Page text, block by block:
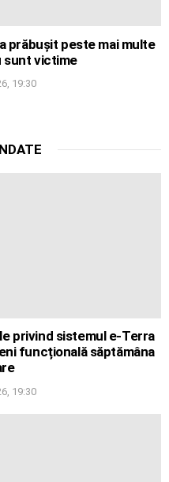
prăbușit peste mai multe
sunt victime
19:30
privind sistemul e-Terra
funcțională săptămâna
19:30